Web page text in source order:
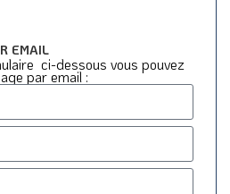
EMAIL
ci-dessous vous pouvez
par email :